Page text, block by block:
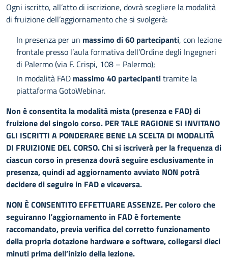
Ogni iscritto, all’atto di iscrizione, dovrà scegliere la modalità
di fruizione dell’aggiornamento che si svolgerà:
In presenza per un massimo di 60 partecipanti, con lezione
frontale presso l’aula formativa dell’Ordine degli Ingegneri
di Palermo (via F. Crispi, 108 – Palermo);
In modalità FAD massimo 40 partecipantitramite la
piattaforma GotoWebinar.
Non è consentita la modalità mista (presenza e FAD) di
fruizione del singolo corso. PER TALE RAGIONE SI INVITANO
GLI ISCRITTI A PONDERARE BENE LA SCELTA DI MODALITÀ
DI FRUIZIONE DEL CORSO. Chi si iscriverà per la frequenza di
ciascun corso in presenza dovrà seguire esclusivamente in
presenza, quindi ad aggiornamento avviato NON potrà
decidere di seguire in FAD e viceversa.
NON È CONSENTITO EFFETTUARE ASSENZE. Per coloro che
seguiranno l’aggiornamento in FAD è fortemente
raccomandato, previa verifica del corretto funzionamento
della propria dotazione hardware e software, collegarsi dieci
minuti prima dell’inizio della lezione.